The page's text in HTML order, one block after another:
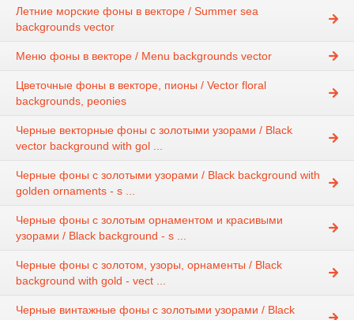
Летние морские фоны в векторе / Summer sea
backgrounds vector
Меню фоны в векторе / Menu backgrounds vector
Цветочные фоны в векторе, пионы / Vector floral
backgrounds, peonies
Черные векторные фоны с золотыми узорами / Black
vector background with gol ...
Черные фоны с золотыми узорами / Black background with
golden ornaments - s ...
Черные фоны с золотым орнаментом и красивыми
узорами / Black background - s ...
Черные фоны с золотом, узоры, орнаменты / Black
background with gold - vect ...
Черные винтажные фоны с золотыми узорами / Black